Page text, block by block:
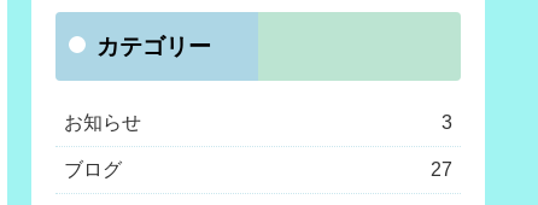
カテゴリー
お知らせ 3
ブログ 27